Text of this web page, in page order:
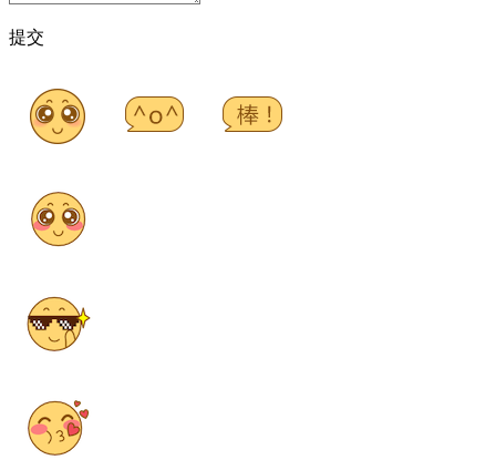
提交